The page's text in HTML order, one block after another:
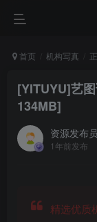
首页 机构写真
[YITUYU]艺
134MB]
资源发布员
1年前发布
精选优质